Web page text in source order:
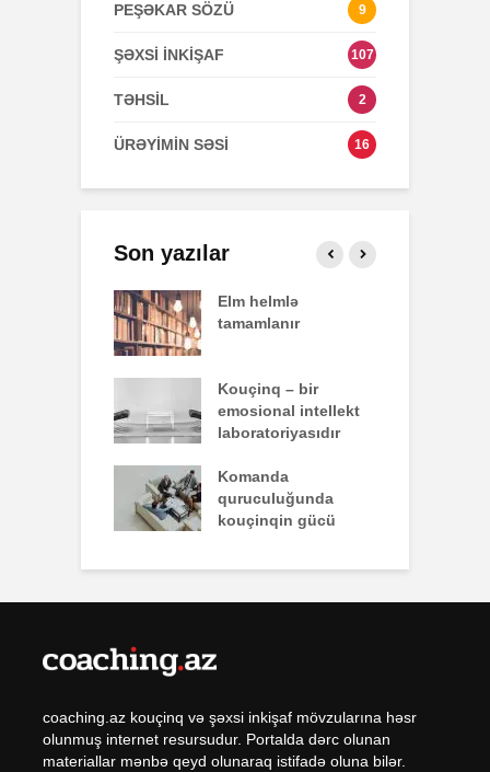
PEŞƏKAR SÖZÜ 9
ŞƏXSİ İNKİŞAF 107
TƏHSİL 2
ÜRƏYİMİN SƏSİ 16
Son yazılar
Elm helmlə
tamamlanır
Kouçinq – bir
emosional intellekt
laboratoriyasıdır
Komanda
quruculuğunda
kouçinqin gücü
coaching.az kouçinq və şəxsi inkişaf mövzularına həsr
olunmuş internet resursudur. Portalda dərc olunan
materiallar mənbə qeyd olunaraq istifadə oluna bilər.